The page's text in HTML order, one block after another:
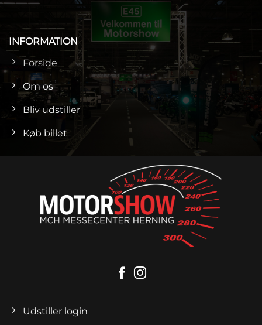
INFORMATION
Forside
Om os
Bliv udstiller
Køb billet
Udstiller login